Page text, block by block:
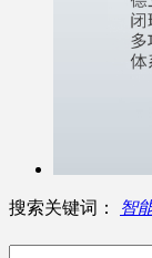
搜索关键词： 智